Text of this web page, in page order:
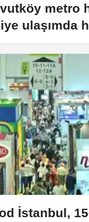
metro
ulaşımda
İstanbul,